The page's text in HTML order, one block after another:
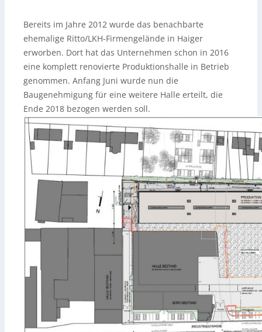
Bereits im Jahre 2012 wurde das benachbarte
ehemalige Ritto/LKH-Firmengelände in Haiger
erworben. Dort hat das Unternehmen schon in 2016
eine komplett renovierte Produktionshalle in Betrieb
genommen. Anfang Juni wurde nun die
Baugenehmigung für eine weitere Halle erteilt, die
Ende 2018 bezogen werden soll.